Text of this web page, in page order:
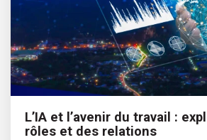
L’IA et l’avenir du travail :
rôles et des relations